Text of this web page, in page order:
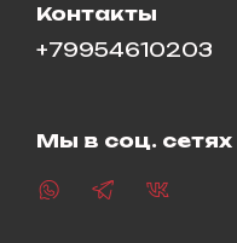
Контакты
+79954610203
Мы в соц. сетях